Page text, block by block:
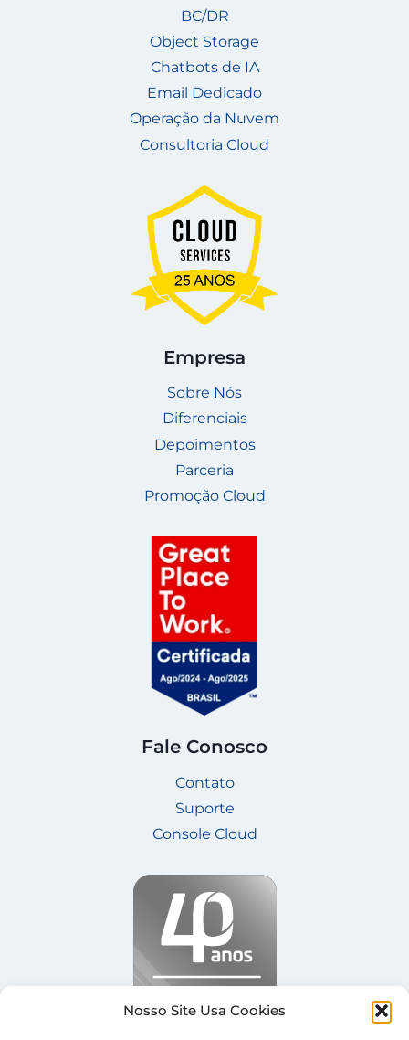
Nosso Site Usa Cookies
BC/DR
Object Storage
Chatbots de IA
Email Dedicado
Operação da Nuvem
Consultoria Cloud
Empresa
Sobre Nós
Diferenciais
Depoimentos
Parceria
Promoção Cloud
Fale Conosco
Contato
Suporte
Console Cloud